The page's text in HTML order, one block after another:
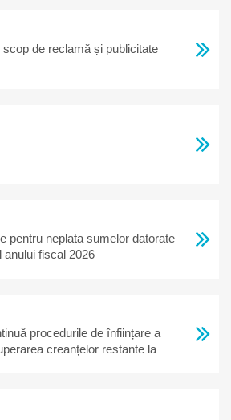
de reclamă și publicitate
pentru neplata sumelor datorate
anului fiscal 2026
procedurile de înființare a
creanțelor restante la